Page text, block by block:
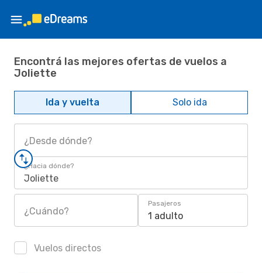
Encontrá las mejores ofertas de vuelos a
Joliette
Ida y vuelta Solo ida
¿Desde dónde?
¿Hacia dónde?
Joliette
¿Cuándo?
Pasajeros
1 adulto
Vuelos directos